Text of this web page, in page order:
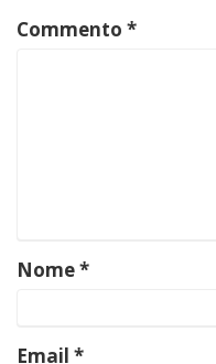
Commento *
Nome*
Email *